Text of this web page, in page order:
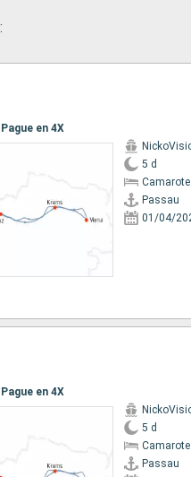
Pague en 4X
5 d
Passau
01/04/
Pague en 4X
5 d
Passau